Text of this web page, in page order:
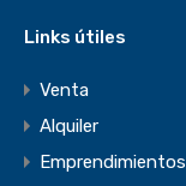
Links útiles
Venta
Alquiler
Emprendimientos